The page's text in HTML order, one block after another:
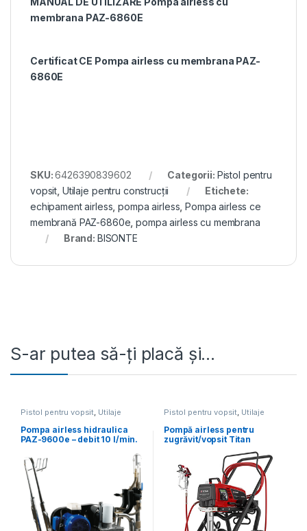
membrana PAZ-6860E
Certificat CE Pompa airless cu membrana PAZ-
6860E
SKU:6426390839602 Categorii: Pistol pentru
vopsit Utilaje pentru construcții
Etichete:
echipament airless ,pompa airless ,Pompa airless ce
membrană PAZ-6860e ,pompa airless cu membrana
Brand: BISONTE
S-ar putea să-ți placă și…
Pistol pentru vopsit, Utilaje
Pompa airless hidraulica
PAZ-9600e – debit 10 l/min.
lichide)
Pistol pentru vopsit, Utilaje
Pompă airless pentru
zugrăvit/vopsit Titan